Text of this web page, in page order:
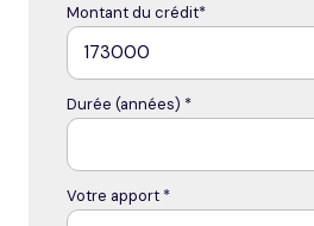
Montant du crédit*
Durée (années) *
Votre apport *